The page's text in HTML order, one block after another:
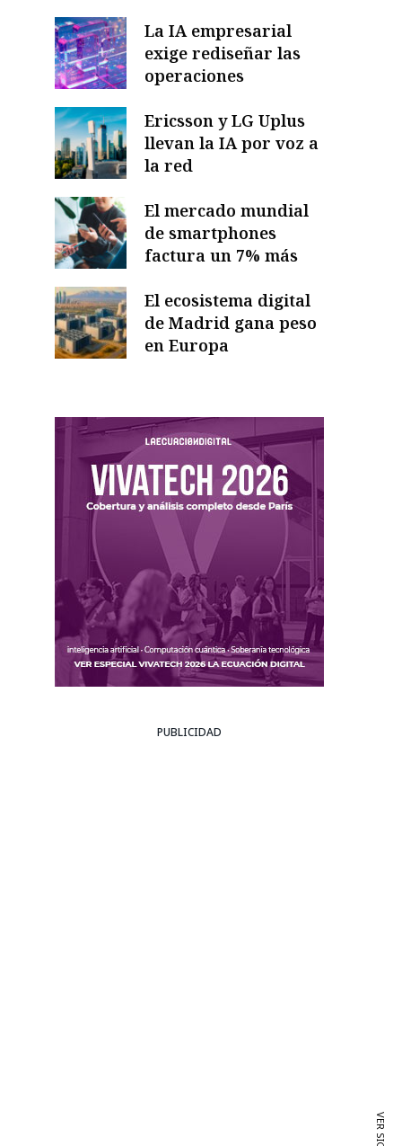
La IA empresarial
exige rediseñar las
operaciones
Ericsson y LG Uplus
llevan la IA por voz a
la red
El mercado mundial
de smartphones
factura un 7% más
El ecosistema digital
de Madrid gana peso
en Europa
PUBLICIDAD